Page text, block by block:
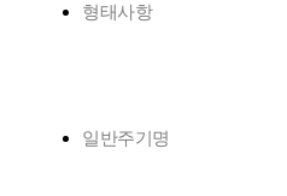
형태사항
일반주기명